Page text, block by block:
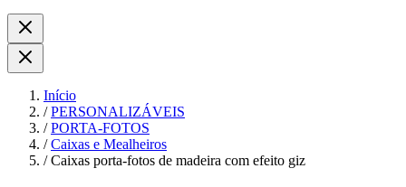
Início
/ PERSONALIZÁVEIS
/ PORTA-FOTOS
/ Caixas e Mealheiros
/ Caixas porta-fotos de madeira com efeito giz